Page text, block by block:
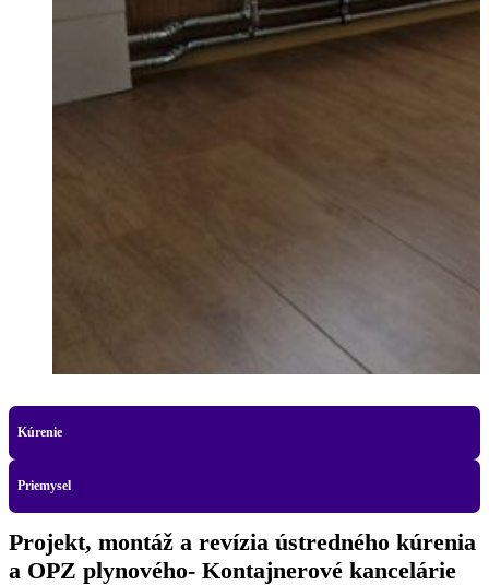
Kúrenie
Priemysel
Projekt, montáž a revízia ústredného kúrenia
a OPZ plynového- Kontajnerové kancelárie